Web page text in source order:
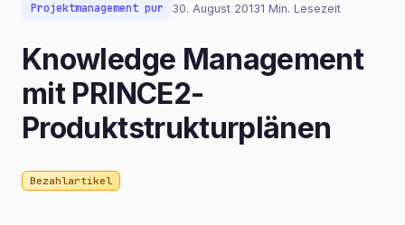
Projektmanagement pur 30. August 20131 Min. Lesezeit
Knowledge Management
mit PRINCE2-
Produktstrukturplänen
Bezahlartikel